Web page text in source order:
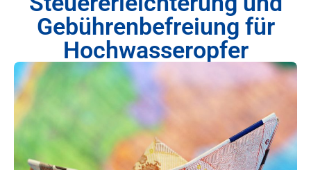
Gebührenbefreiung für
Hochwasseropfer